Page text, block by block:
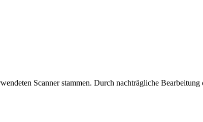
Scanner stammen. Durch nachträgliche